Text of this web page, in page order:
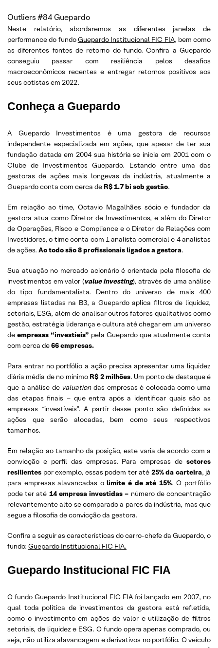
Outliers #84 Guepardo
Neste relatório, abordaremos as diferentes janelas de
performance do fundoGuepardo Institucional FIC FIA, bem como
as diferentes fontes de retorno do fundo. Confira a Guepardo
conseguiu passar com resiliência pelos desafios
macroeconômicos recentes e entregar retornos positivos aos
seus cotistas em 2022.
Conheça a Guepardo
A Guepardo Investimentos é uma gestora de recursos
independente especializada em ações, que apesar de ter sua
fundação datada em 2004 sua história se inicia em 2001 com o
Clube de Investimentos Guepardo. Estando entre uma das
gestoras de ações mais longevas da indústria, atualmente a
Guepardo conta com cerca de R$ 1.7 bi sob gestão.
Em relação ao time, Octavio Magalhães sócio e fundador da
gestora atua como Diretor de Investimentos, e além do Diretor
de Operações, Risco e Compliance e o Diretor de Relações com
Investidores, o time conta com 1 analista comercial e 4 analistas
de ações. Ao todo são 8 profissionais ligados a gestora.
Sua atuação no mercado acionário é orientada pela filosofia de
investimentos em valor (value investing), através de uma análise
do tipo fundamentalista. Dentro do universo de mais 400
empresas listadas na B3, a Guepardo aplica filtros de liquidez,
setoriais, ESG, além de analisar outros fatores qualitativos como
gestão, estratégia liderança e cultura até chegar em um universo
de empresas “investíeis” pela Guepardo que atualmente conta
com cerca de66 empresas.
Para entrar no portfólio a ação precisa apresentar uma liquidez
diária média de no mínimo R$ 2 milhões. Um ponto de destaque é
que a análise de valuationdas empresas é colocada como uma
das etapas finais – que entra após a identificar quais são as
empresas “investíveis”. A partir desse ponto são definidas as
ações que serão alocadas, bem como seus respectivos
tamanhos.
Em relação ao tamanho da posição, este varia de acordo com a
convicção e perfil das empresas. Para empresas de setores
resilientes por exemplo, essas podem ter até 25% da carteira, já
para empresas alavancadas olimite é de até 15%. O portfólio
pode ter até 14 empresa investidas – número de concentração
relevantemente alto se comparado a pares da indústria, mas que
segue a filosofia de convicção da gestora.
Confira a seguir as características do carro-chefe da Guepardo, o
fundo: Guepardo Institucional FIC FIA.
Guepardo Institucional FIC FIA
O fundoGuepardo Institucional FIC FIA foi lançado em 2007, no
qual toda política de investimentos da gestora está refletida,
como o investimento em ações de valor e utilização de filtros
setoriais, de liquidez e ESG. O fundo opera apenas comprado, ou
seja, não utiliza alavancagem e derivativos no portfólio. O veículo